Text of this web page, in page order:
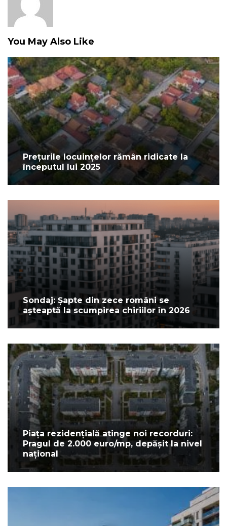
You May Also Like
Prețurile locuințelor rămân ridicate la
începutul lui 2025
Sondaj: Șapte din zece români se
așteaptă la scumpirea chiriilor în 2026
Piața rezidențială atinge noi recorduri:
Pragul de 2.000 euro/mp, depășit la nivel
național